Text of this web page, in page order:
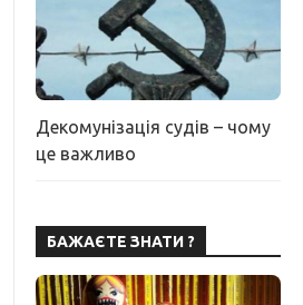
Декомунізація судів – чому
це важливо
БАЖАЄТЕ ЗНАТИ ?